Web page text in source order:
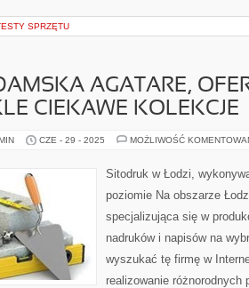
SPRZĘTU
AGATARE,
CIEKAWE KOLEKCJE
CZE - 29 - 2025 MOŻLIWOŚĆ
Sitodruk w Łodzi,
poziomie Na obszarze
specjalizująca się w
nadruków i napisów na
wyszukać tę firmę w
realizowanie różnorodnych